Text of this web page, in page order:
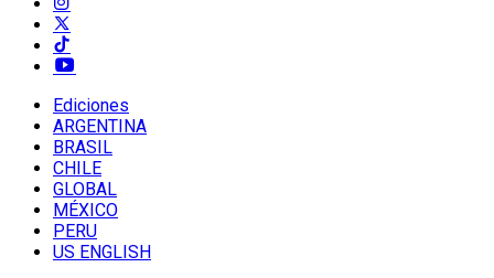
Ediciones
ARGENTINA
BRASIL
CHILE
GLOBAL
MÉXICO
PERU
US ENGLISH